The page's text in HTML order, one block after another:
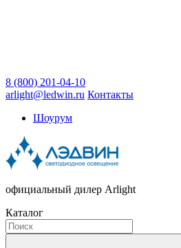
8 (800) 201-04-10
arlight@ledwin.ru Контакты
Шоурум
официальный дилер Arlight
Каталог